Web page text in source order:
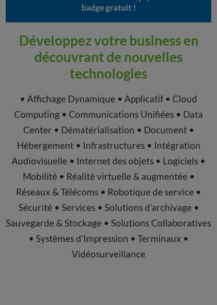
badge gratuit !
Développez votre business en
découvrant de nouvelles
technologies
• Affichage Dynamique • Applicatif • Cloud
Computing • Communications Unifiées • Data
Center • Dématérialisation • Document •
Hébergement • Infrastructures • Intégration
Audiovisuelle • Internet des objets • Logiciels •
Mobilité • Réalité virtuelle & augmentée •
Réseaux & Télécoms • Robotique de service •
Sécurité • Services • Solutions d’archivage •
Sauvegarde & Stockage • Solutions Collaboratives
• Systèmes d’Impression • Terminaux •
Vidéosurveillance